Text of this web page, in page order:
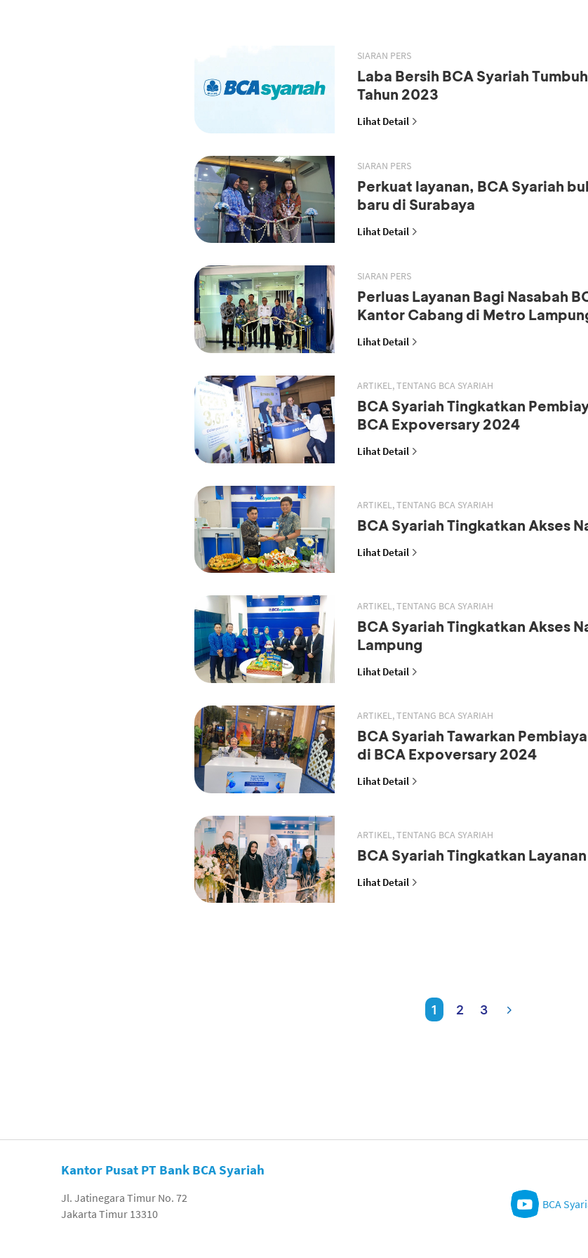
SIARAN PERS
Laba Bersih BCA Syariah
Tahun 2023
Lihat Detail
SIARAN PERS
Perkuat layanan, BCA Syariah
baru di Surabaya
Lihat Detail
SIARAN PERS
Perluas Layanan Bagi Nasabah
Kantor Cabang di Metro
Lihat Detail
ARTIKEL, TENTANG BCA SYARIAH
BCA Syariah Tingkatkan
BCA Expoversary 2024
Lihat Detail
ARTIKEL, TENTANG BCA SYARIAH
BCA Syariah Tingkatkan Akses
Lihat Detail
ARTIKEL, TENTANG BCA SYARIAH
BCA Syariah Tingkatkan Akses
Lampung
Lihat Detail
ARTIKEL, TENTANG BCA SYARIAH
BCA Syariah Tawarkan
di BCA Expoversary 2024
Lihat Detail
ARTIKEL, TENTANG BCA SYARIAH
BCA Syariah Tingkatkan
Lihat Detail
1 2 3
Kantor Pusat PT Bank BCA Syariah
Jl. Jatinegara Timur No. 72
Jakarta Timur 13310
BCA